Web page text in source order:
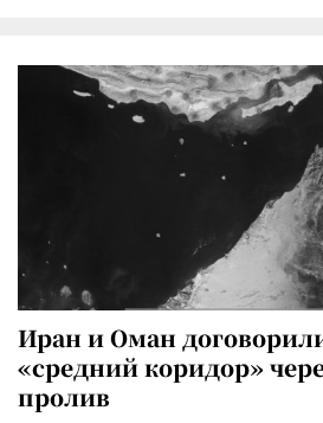
Иран и Оман
«средний коридор»
пролив